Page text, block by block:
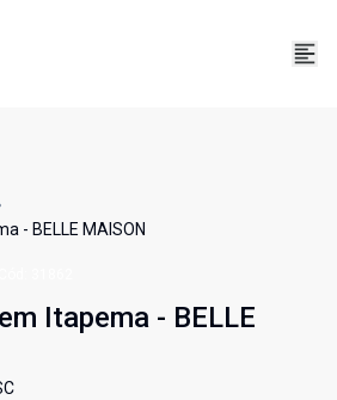
- BELLE MAISON
Itapema - BELLE